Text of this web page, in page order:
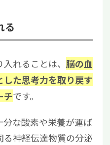
る
れることは、 脳の血
た思考力を取り戻す
チです。
な酸素や栄養が運ば
神経伝達物質の分泌